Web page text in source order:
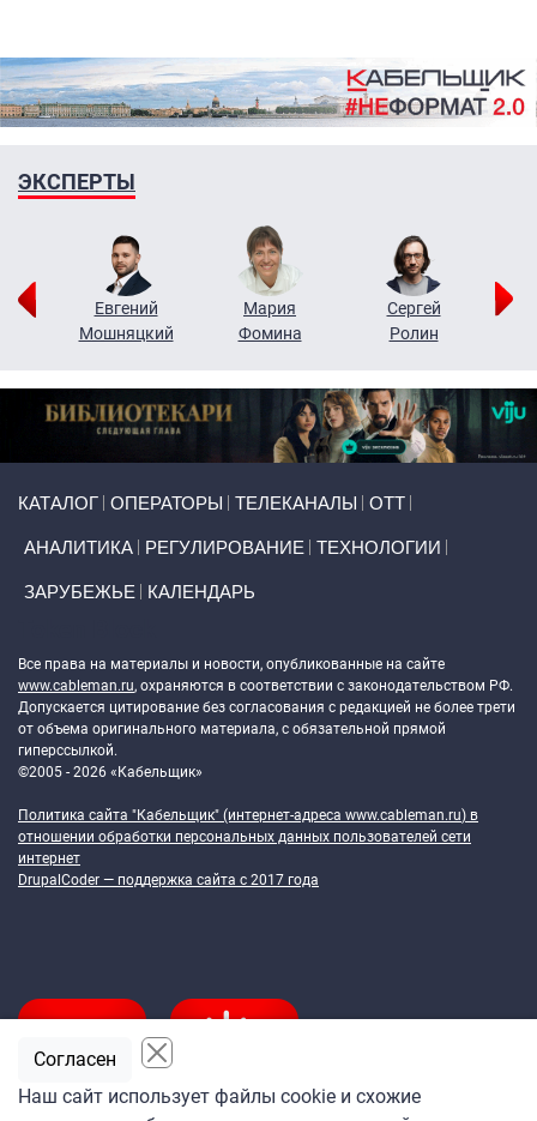
ЭКСПЕРТЫ
Евгений
Мошняцкий
Мария
Фомина
Сергей
Ролин
КАТАЛОГ ОПЕРАТОРЫ ТЕЛЕКАНАЛЫ ОТТ
АНАЛИТИКА РЕГУЛИРОВАНИЕ ТЕХНОЛОГИИ
ЗАРУБЕЖЬЕ КАЛЕНДАРЬ
Все права на материалы и новости, опубликованные на сайте
www.cableman.ru, охраняются в соответствии с законодательством РФ.
Допускается цитирование без согласования с редакцией не более трети
от объема оригинального материала, с обязательной прямой
гиперссылкой.
©2005 - 2026 «Кабельщик»
Политика сайта "Кабельщик" (интернет-адреса www.cableman.ru) в
отношении обработки персональных данных пользователей сети
интернет
DrupalCoder — поддержка сайта c 2017 года
Наш сайт использует файлы cookie и схожие
Согласен